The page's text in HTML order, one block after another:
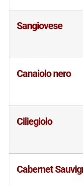
Sangiovese
Canaiolo nero
Ciliegiolo
Cabernet